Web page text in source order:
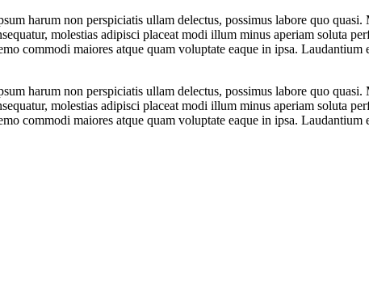
harum non perspiciatis ullam delectus, possimus labore quo
molestias adipisci placeat modi illum minus aperiam soluta
commodi maiores atque quam voluptate eaque in ipsa. Laudantium
harum non perspiciatis ullam delectus, possimus labore quo
molestias adipisci placeat modi illum minus aperiam soluta
commodi maiores atque quam voluptate eaque in ipsa. Laudantium